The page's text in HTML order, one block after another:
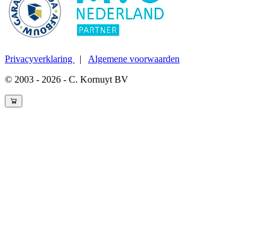
Privacyverklaring | Algemene voorwaarden
© 2003 - 2026 - C. Kornuyt BV